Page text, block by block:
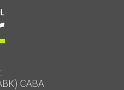
CABA